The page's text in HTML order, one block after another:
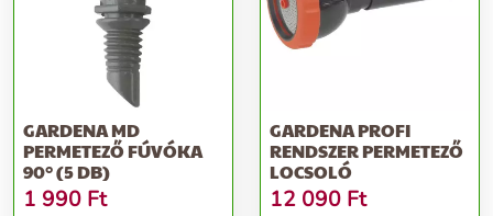
GARDENA MD
PERMETEZŐ FÚVÓKA
90° (5 DB)
1 990 Ft
GARDENA PROFI
RENDSZER PERMETEZŐ
LOCSOLÓ
12 090 Ft